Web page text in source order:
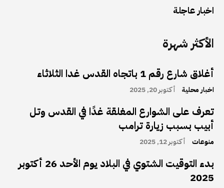
اخبار عاجلة
الأكثر شهرة
أغلاق شارع رقم 1 باتجاه القدس غدا الثلاثاء
اخبار محلية أكتوبر 20, 2025
تعرف على الشوارع المغلقة غدًا في القدس وتل
أبيب بسبب زيارة ترامب
منوعات أكتوبر 12, 2025
بدء التوقيت الشتوي في البلاد يوم الأحد 26 أكتوبر
2025